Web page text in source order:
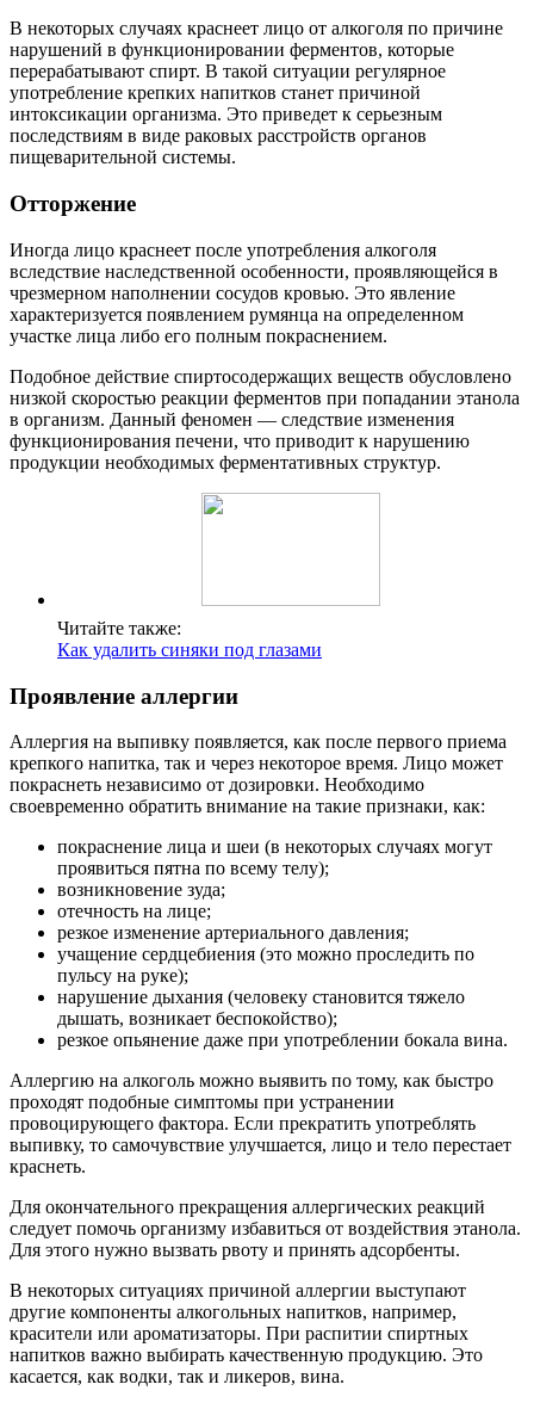
В некоторых случаях краснеет лицо от алкоголя по причине
нарушений в функционировании ферментов, которые
перерабатывают спирт. В такой ситуации регулярное
употребление крепких напитков станет причиной
интоксикации организма. Это приведет к серьезным
последствиям в виде раковых расстройств органов
пищеварительной системы.
Отторжение
Иногда лицо краснеет после употребления алкоголя
вследствие наследственной особенности, проявляющейся в
чрезмерном наполнении сосудов кровью. Это явление
характеризуется появлением румянца на определенном
участке лица либо его полным покраснением.
Подобное действие спиртосодержащих веществ обусловлено
низкой скоростью реакции ферментов при попадании этанола
в организм. Данный феномен ― следствие изменения
функционирования печени, что приводит к нарушению
продукции необходимых ферментативных структур.
Читайте также:
Как удалить синяки под глазами
Проявление аллергии
Аллергия на выпивку появляется, как после первого приема
крепкого напитка, так и через некоторое время. Лицо может
покраснеть независимо от дозировки. Необходимо
своевременно обратить внимание на такие признаки, как:
покраснение лица и шеи (в некоторых случаях могут
проявиться пятна по всему телу);
возникновение зуда;
отечность на лице;
резкое изменение артериального давления;
учащение сердцебиения (это можно проследить по
пульсу на руке);
нарушение дыхания (человеку становится тяжело
дышать, возникает беспокойство);
резкое опьянение даже при употреблении бокала вина.
Аллергию на алкоголь можно выявить по тому, как быстро
проходят подобные симптомы при устранении
провоцирующего фактора. Если прекратить употреблять
выпивку, то самочувствие улучшается, лицо и тело перестает
краснеть.
Для окончательного прекращения аллергических реакций
следует помочь организму избавиться от воздействия этанола.
Для этого нужно вызвать рвоту и принять адсорбенты.
В некоторых ситуациях причиной аллергии выступают
другие компоненты алкогольных напитков, например,
красители или ароматизаторы. При распитии спиртных
напитков важно выбирать качественную продукцию. Это
касается, как водки, так и ликеров, вина.